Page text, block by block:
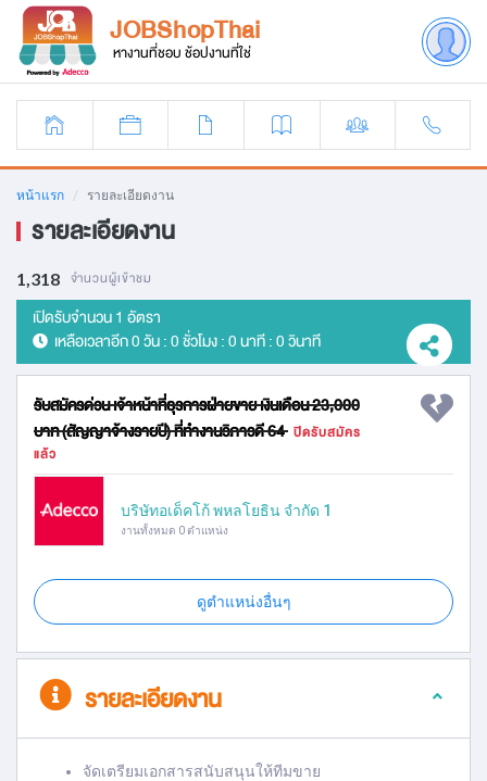
JOBShopThai
หางานที่ชอบ ช้อปงานที่ใช่
หน้าแรก รายละเอียดงาน
รายละเอียดงาน
1,318 จำนวนผู้เข้าชม
เปิดรับจำนวน 1 อัตรา
เหลือเวลาอีก0 วัน : 0 ชั่วโมง : 0 นาที : 0 วินาที
รับสมัครด่วน เจ้าหน้าที่ธุรการฝ่ายขาย เงินเดือน 23,000
บาท (สัญญาจ้างรายปี) ที่ทำงานวิภาวดี 64 ปิดรับสมัคร
แล้ว
บริษัทอเด็คโก้ พหลโยธิน จำกัด 1
งานทั้งหมด 0 ตำแหน่ง
ดูตำแหน่งอื่นๆ
รายละเอียดงาน
จัดเตรียมเอกสารสนับสนุนให้ทีมขาย